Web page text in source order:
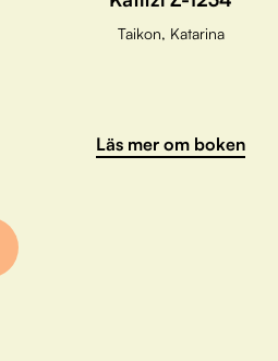
Taikon, Katarina
Läs mer om boken